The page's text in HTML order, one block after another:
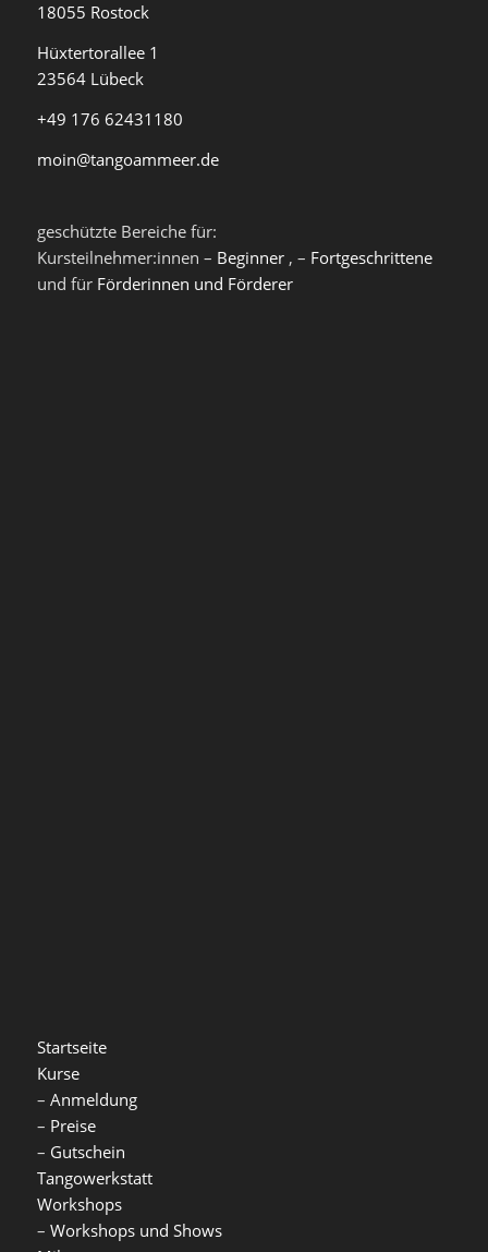
18055 Rostock
Hüxtertorallee 1
23564 Lübeck
+49 176 62431180
moin@tangoammeer.de
geschützte Bereiche für:
Kursteilnehmer:innen – Beginner, – Fortgeschrittene
und für Förderinnen und Förderer
Startseite
Kurse
– Anmeldung
– Preise
– Gutschein
Tangowerkstatt
Workshops
– Workshops und Shows